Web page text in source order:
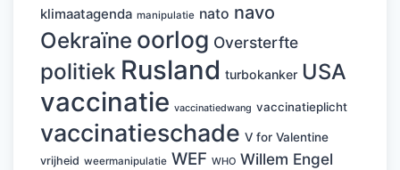
klimaatagenda manipulatie nato navo
Oekraïne oorlog Oversterfte
politiek Rusland turbokanker USA
vaccinatie vaccinatiedwang vaccinatieplicht
vaccinatieschade V for Valentine
vrijheid weermanipulatie WEF WHO Willem Engel